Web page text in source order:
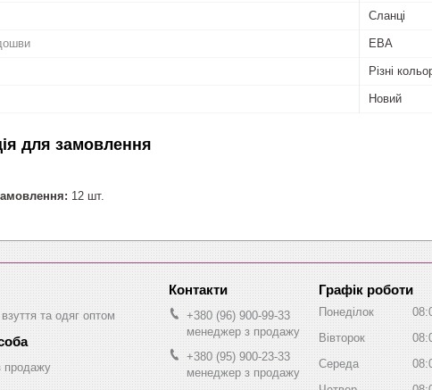
Сланці
ЕВА
Різні
Новий
для замовлення
12 шт.
та одяг оптом
продажу
+380 (96) 900-99-33
менеджер з продажу
+380 (95) 900-23-33
менеджер з продажу
Графік роботи
Понеділок
Вівторок
Середа